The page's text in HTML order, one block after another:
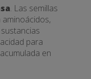
. Las semillas
para
en